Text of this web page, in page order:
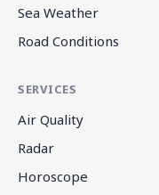
Sea Weather
Road Conditions
SERVICES
Air Quality
Radar
Horoscope